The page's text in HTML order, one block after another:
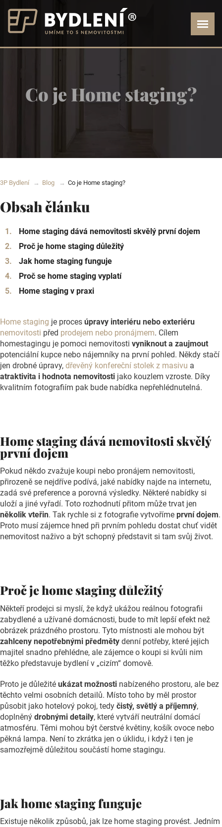
Co je Home staging?
3P Bydlení Blog Co je Home staging?
Obsah článku
Home staging dává nemovitosti skvělý první dojem
Proč je home staging důležitý
Jak home staging funguje
Proč se home staging vyplatí
Home staging v praxi
Home staging je proces úpravy interiéru nebo exteriéru
nemovitosti před prodejem nebo pronájmem. Cílem
homestagingu je pomoci nemovitosti vyniknout a zaujmout
potenciální kupce nebo nájemníky na první pohled. Někdy stačí
jen drobné úpravy, dřevěný konfereční stolek z masivu a
atraktivita i hodnota nemovitosti jako kouzlem vzroste. Díky
kvalitním fotografiím pak bude nabídka nepřehlédnutelná.
Home staging dává nemovitosti skvělý
první dojem
Pokud někdo zvažuje koupi nebo pronájem nemovitosti,
přirozeně se nejdříve podívá, jaké nabídky najde na internetu,
zadá své preference a porovná výsledky. Některé nabídky si
uloží a jiné vyřadí. Toto rozhodnutí přitom může trvat jen
několik vteřin. Tak rychle si z fotografie vytvoříme první dojem.
Proto musí zájemce hned při prvním pohledu dostat chuť vidět
nemovitost naživo a být schopný představit si tam svůj život.
Proč je home staging důležitý
Někteří prodejci si myslí, že když ukážou reálnou fotografii
zabydlené a užívané domácnosti, bude to mít lepší efekt než
obrázek prázdného prostoru. Tyto místnosti ale mohou být
zahlceny nepotřebnými předměty denní potřeby, které jejich
majitel snadno přehlédne, ale zájemce o koupi si kvůli nim
těžko představuje bydlení v „cizím“ domově.
Proto je důležité ukázat možnosti nabízeného prostoru, ale bez
těchto velmi osobních detailů. Místo toho by měl prostor
působit jako hotelový pokoj, tedy čistý, světlý a příjemný,
doplněný drobnými detaily, které vytváří neutrální domácí
atmosféru. Těmi mohou být čerstvé květiny, košík ovoce nebo
pěkná lampa. Není to zkrátka jen o úklidu, i když i ten je
samozřejmě důležitou součástí home stagingu.
Jak home staging funguje
Existuje několik způsobů, jak lze home staging provést. Jedním